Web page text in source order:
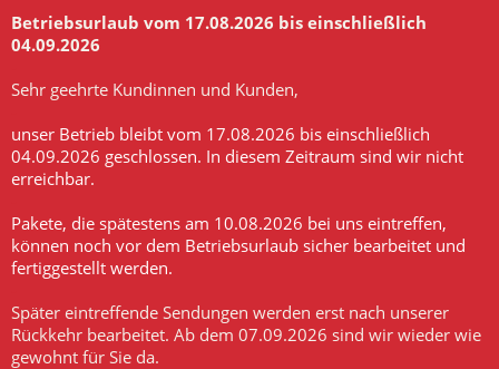
Betriebsurlaub vom 17.08.2026 bis einschließlich
04.09.2026
Sehr geehrte Kundinnen und Kunden,
unser Betrieb bleibt vom 17.08.2026 bis einschließlich
04.09.2026 geschlossen. In diesem Zeitraum sind wir nicht
erreichbar.
Pakete, die spätestens am 10.08.2026 bei uns eintreffen,
können noch vor dem Betriebsurlaub sicher bearbeitet und
fertiggestellt werden.
Später eintreffende Sendungen werden erst nach unserer
Rückkehr bearbeitet. Ab dem 07.09.2026 sind wir wieder wie
gewohnt für Sie da.